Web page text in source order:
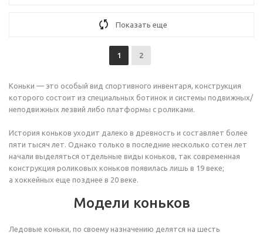
Показать еще
1 2
Коньки — это особый вид спортивного инвентаря, конструкция
которого состоит из специальных ботинок и системы подвижных/
неподвижных лезвий либо платформы с роликами.
История коньков уходит далеко в древность и составляет более
пяти тысяч лет. Однако только в последние несколько сотен лет
начали выделяться отдельные виды коньков, так современная
конструкция роликовых коньков появилась лишь в 19 веке;
а хоккейных еще позднее в 20 веке.
Модели коньков
Ледовые коньки, по своему назначению делятся на шесть